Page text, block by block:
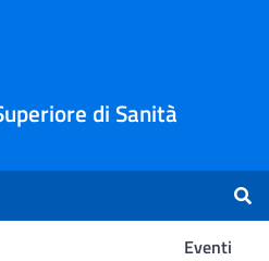
di Sanità
Eventi